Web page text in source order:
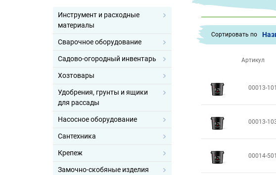
Инструмент и расходные
материалы
Сварочное оборудование
Садово-огородный инвентарь
Хозтовары
Удобрения, грунты и ящики
для рассады
Насосное оборудование
Сантехника
Крепеж
Замочно-скобяные изделия
Cортировать по
Артикул
00013-101
00013-
00014-501